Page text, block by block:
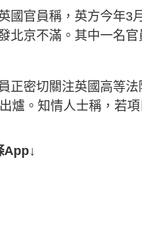
國官員稱，英方今年3
北京不滿。其中一名
正密切關注英國高等
爐。知情人士稱，若
App↓